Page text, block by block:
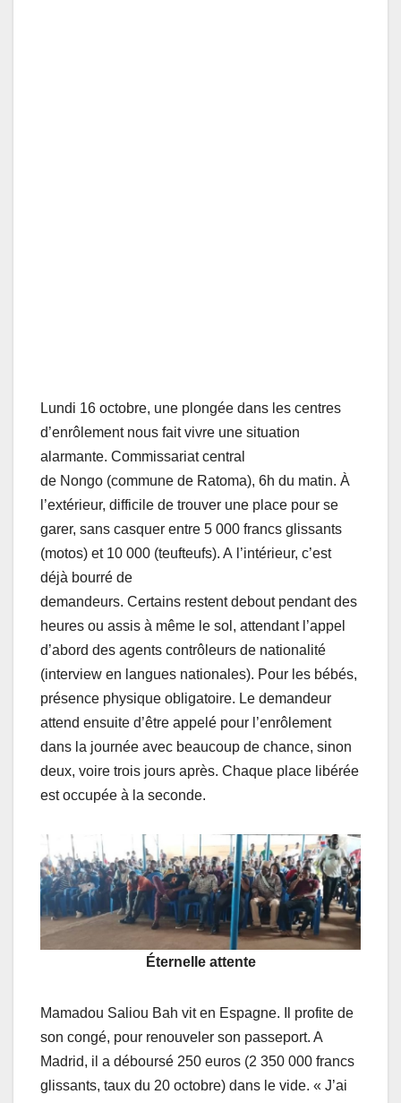
Lundi 16 octobre, une plongée dans les centres
d’enrôlement nous fait vivre une situation
alarmante. Commissariat central
de Nongo (commune de Ratoma), 6h du matin. À
l’extérieur, difficile de trouver une place pour se
garer, sans casquer entre 5 000 francs glissants
(motos) et 10 000 (teufteufs). A l’intérieur, c’est
déjà bourré de
demandeurs. Certains restent debout pendant des
heures ou assis à même le sol, attendant l’appel
d’abord des agents contrôleurs de nationalité
(interview en langues nationales). Pour les bébés,
présence physique obligatoire. Le demandeur
attend ensuite d’être appelé pour l’enrôlement
dans la journée avec beaucoup de chance, sinon
deux, voire trois jours après. Chaque place libérée
est occupée à la seconde.
Éternelle attente
Mamadou Saliou Bah vit en Espagne. Il profite de
son congé, pour renouveler son passeport. A
Madrid, il a déboursé 250 euros (2 350 000 francs
glissants, taux du 20 octobre) dans le vide. « J’ai